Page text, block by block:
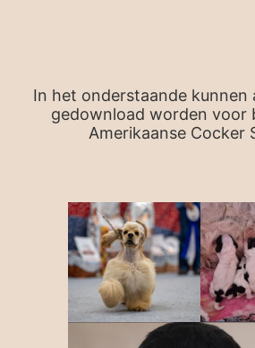
In het onderstaande kunnen
gedownload worden voor
Amerikaanse Cocker